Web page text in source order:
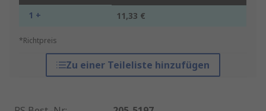
1 + 11,33 €
*Richtpreis
Zu einer Teileliste hinzufügen